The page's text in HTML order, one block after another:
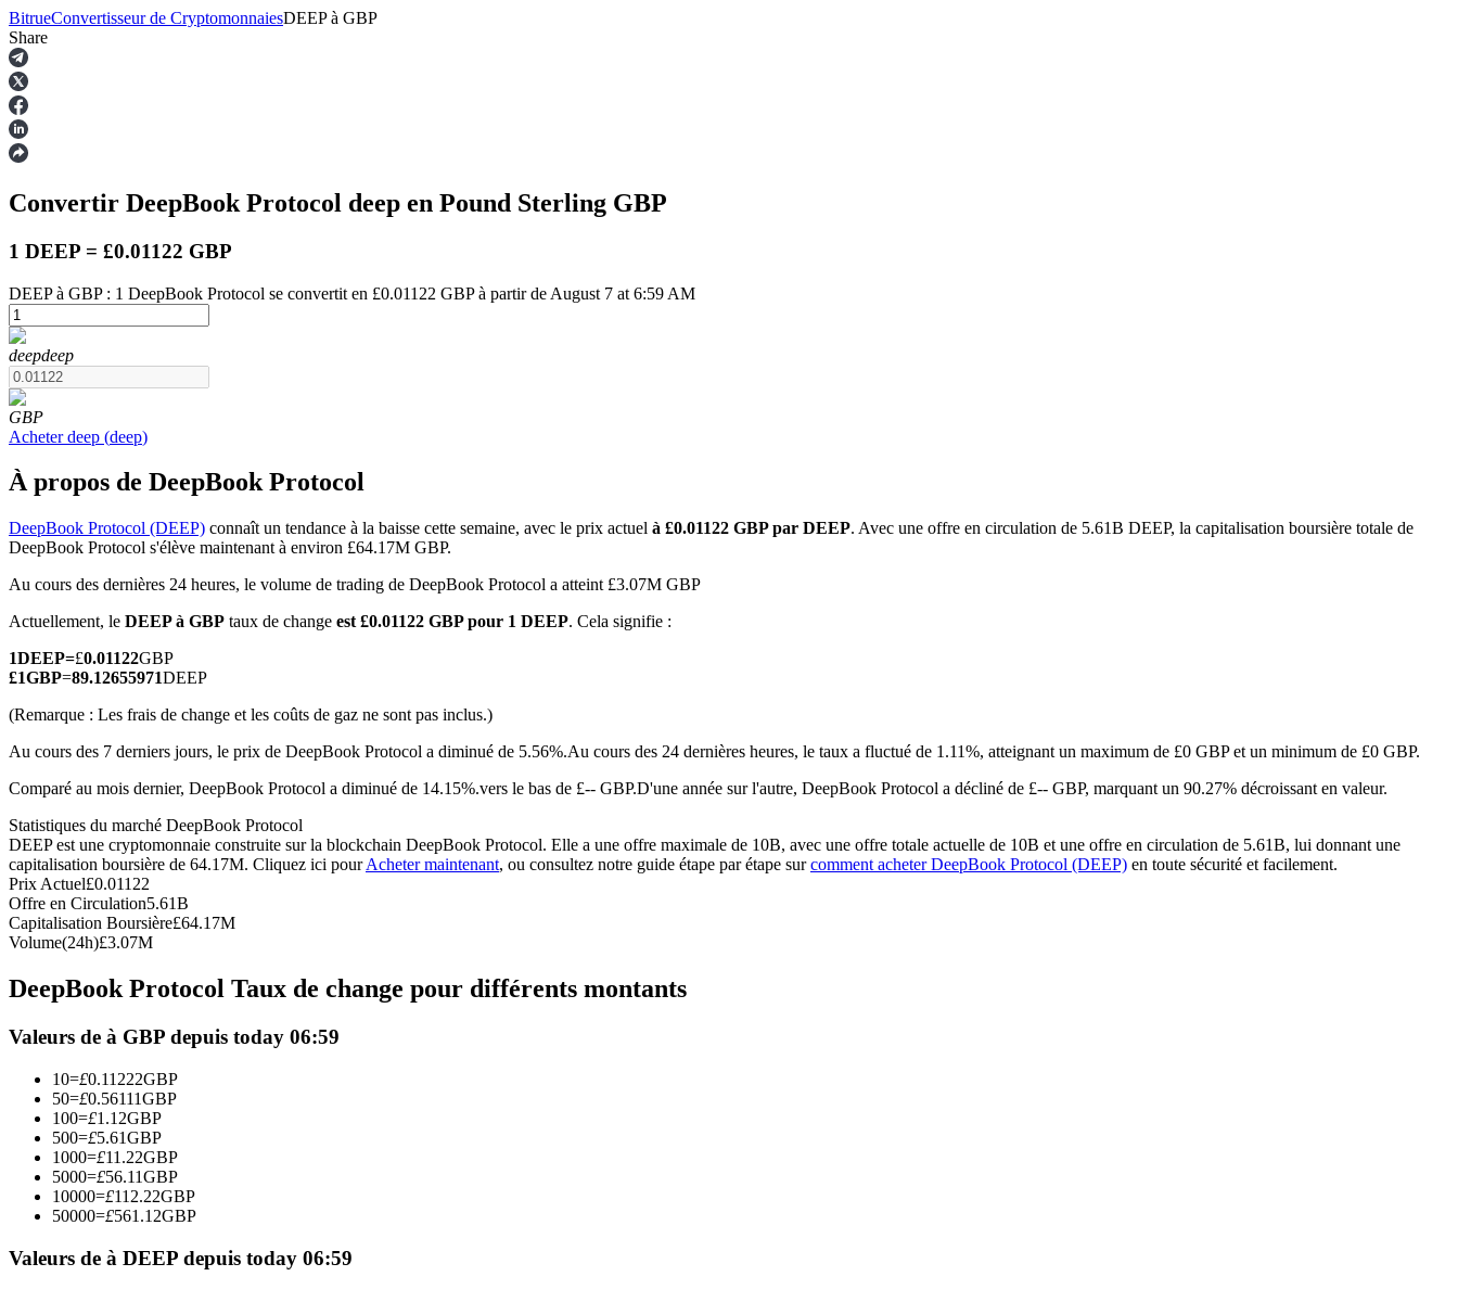
Contrats à terme
Futures USDT
Futures utilisant l'USDT comme garantie
Futures COIN-M
Contrats à terme sur crypto-monnaie
Futures utilisant l'USDC comme garantie
Copie de Trading
Rejoignez les meilleurs traders
BitrueConvertisseur de CryptomonnaiesDEEP à GBP
Share
Convertir DeepBook Protocol deep en Pound Sterling GBP
1 DEEP = £0.01122 GBP
DEEP à GBP : 1 DeepBook Protocol se convertit en £0.01122 GBP à partir de August 7 at 6:59 AM
deepdeep
GBP
Acheter deep (deep)
À propos de DeepBook Protocol
DeepBook Protocol (DEEP) connaît un tendance à la baisse cette semaine, avec le prix actuel à £0.01122 GBP par DEEP. Avec une offre en circulation de 5.61B DEEP, la capitalisation boursière totale de
DeepBook Protocol s'élève maintenant à environ £64.17M GBP.
Au cours des dernières 24 heures, le volume de trading de DeepBook Protocol a atteint £3.07M GBP
Actuellement, le DEEP à GBP taux de change est £0.01122 GBP pour 1 DEEP. Cela signifie :
1DEEP=£0.01122GBP
£1GBP=89.12655971DEEP
(Remarque : Les frais de change et les coûts de gaz ne sont pas inclus.)
Au cours des 7 derniers jours, le prix de DeepBook Protocol a diminué de 5.56%.Au cours des 24 dernières heures, le taux a fluctué de 1.11%, atteignant un maximum de £0 GBP et un minimum de £0 GBP.
Comparé au mois dernier, DeepBook Protocol a diminué de 14.15%.vers le bas de £-- GBP.D'une année sur l'autre, DeepBook Protocol a décliné de £-- GBP, marquant un 90.27% décroissant en valeur.
Statistiques du marché DeepBook Protocol
DEEP est une cryptomonnaie construite sur la blockchain DeepBook Protocol. Elle a une offre maximale de 10B, avec une offre totale actuelle de 10B et une offre en circulation de 5.61B, lui donnant une
capitalisation boursière de 64.17M. Cliquez ici pourAcheter maintenant, ou consultez notre guide étape par étape surcomment acheter DeepBook Protocol (DEEP) en toute sécurité et facilement.
Prix Actuel£0.01122
Offre en Circulation5.61B
Capitalisation Boursière£64.17M
Volume(24h)£3.07M
DeepBook Protocol Taux de change pour différents montants
Valeurs de à GBP depuis today 06:59
10=£0.11222GBP
50=£0.56111GBP
100=£1.12GBP
500=£5.61GBP
1000=£11.22GBP
5000=£56.11GBP
10000=£112.22GBP
50000=£561.12GBP
Valeurs de à DEEP depuis today 06:59